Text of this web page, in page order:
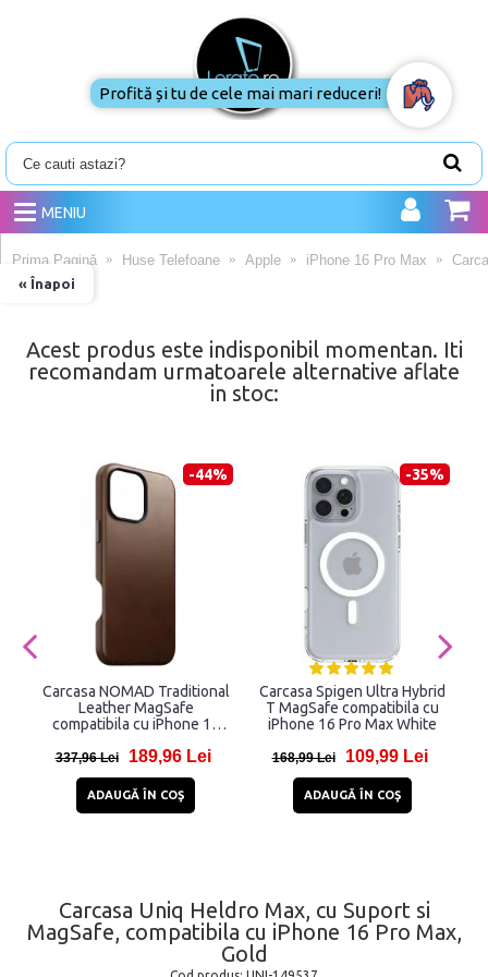
MENIU
« Înapoi
Prima Pagină Huse Telefoane Apple iPhone 16 Pro Max
Acest produs este indisponibil momentan. Iti
recomandam urmatoarele alternative aflate
in stoc:
-44%
Carcasa NOMAD Traditional
Leather MagSafe
compatibila cu iPhone 16
337,96 Lei 189,96 Lei
ADAUGĂ ÎN COŞ
-35%
Carcasa Spigen Ultra Hybrid
T MagSafe compatibila cu
iPhone 16 Pro Max White
168,99 Lei 109,99 Lei
ADAUGĂ ÎN COŞ
Carcasa Uniq Heldro Max, cu Suport si
MagSafe, compatibila cu iPhone 16 Pro Max,
Gold
Profită și tu de cele mai mari reduceri!